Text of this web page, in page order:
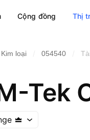
Cộng đồng Thị
loại 054540
Tek